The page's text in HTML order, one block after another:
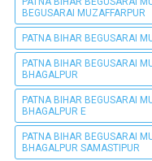
BEGUSARAI MUZAFFARPUR
PATNA BIHAR BEGUSARAI
PATNA BIHAR BEGUSARAI
BHAGALPUR
PATNA BIHAR BEGUSARAI
BHAGALPUR E
PATNA BIHAR BEGUSARAI
BHAGALPUR SAMASTIPUR